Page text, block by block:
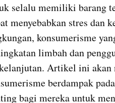
selalu memiliki barang
menyebabkan stres dan
konsumerisme
limbah dan
Artikel ini akan
berdampak
bagi mereka untuk